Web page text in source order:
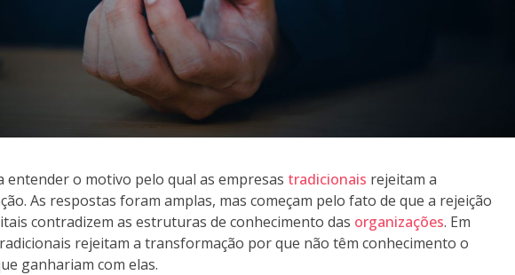
entender o motivo pelo qual as empresas tradicionais rejeitam a
As respostas foram amplas, mas começam pelo fato de que a rejeição
contradizem as estruturas de conhecimento das organizações. Em
rejeitam a transformação por que não têm conhecimento o
ganhariam com elas.